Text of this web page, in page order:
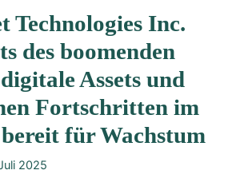
Technologies Inc.
des boomenden
Assets und
Fortschritten im
für Wachstum
2025